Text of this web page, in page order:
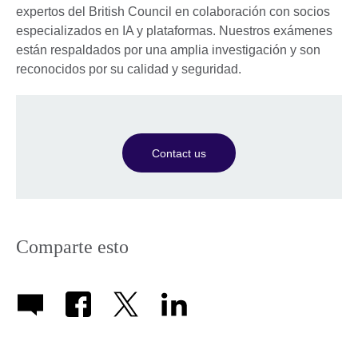
expertos del British Council en colaboración con socios
especializados en IA y plataformas. Nuestros exámenes
están respaldados por una amplia investigación y son
reconocidos por su calidad y seguridad.
Contact us
Comparte esto